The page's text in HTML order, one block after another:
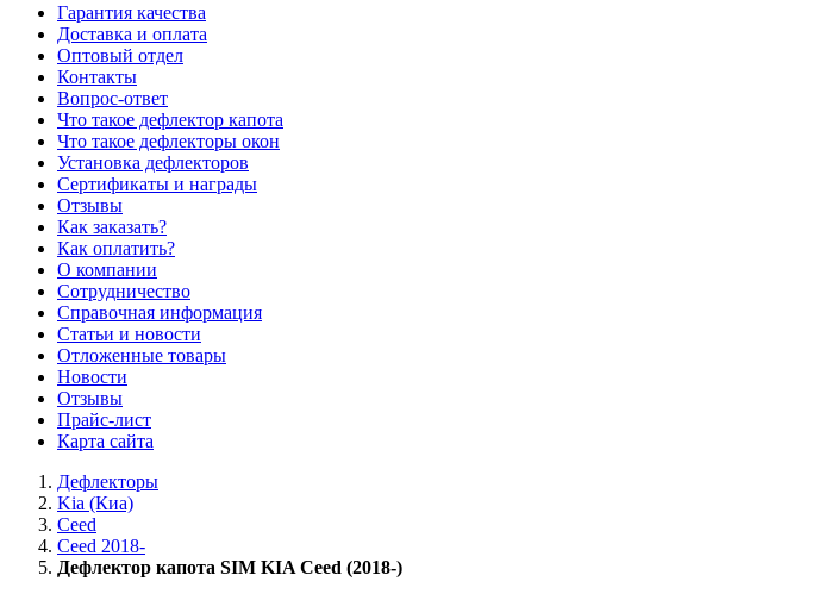
Гарантия качества
Доставка и оплата
Оптовый отдел
Контакты
Вопрос-ответ
Что такое дефлектор капота
Что такое дефлекторы окон
Установка дефлекторов
Сертификаты и награды
Отзывы
Как заказать?
Как оплатить?
О компании
Сотрудничество
Справочная информация
Статьи и новости
Отложенные товары
Новости
Отзывы
Прайс-лист
Карта сайта
Дефлекторы
Kia (Киа)
Ceed
Ceed 2018-
Дефлектор капота SIM KIA Ceed (2018-)